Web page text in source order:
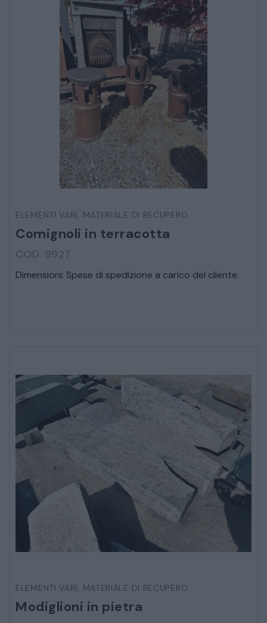
MOBILI
CAMERE
COMÒ E COMODINI
SALE DA PRANZO E SOGGIORNO
SEDIE POLTRONE DIVANI
ELEMENTI VARI, MATERIALE DI RECUPERO
Comignoli in terracotta
COD: 9927
Dimensioni: Spese di spedizione a carico del cliente.
ELEMENTI VARI, MATERIALE DI RECUPERO
Modiglioni in pietra